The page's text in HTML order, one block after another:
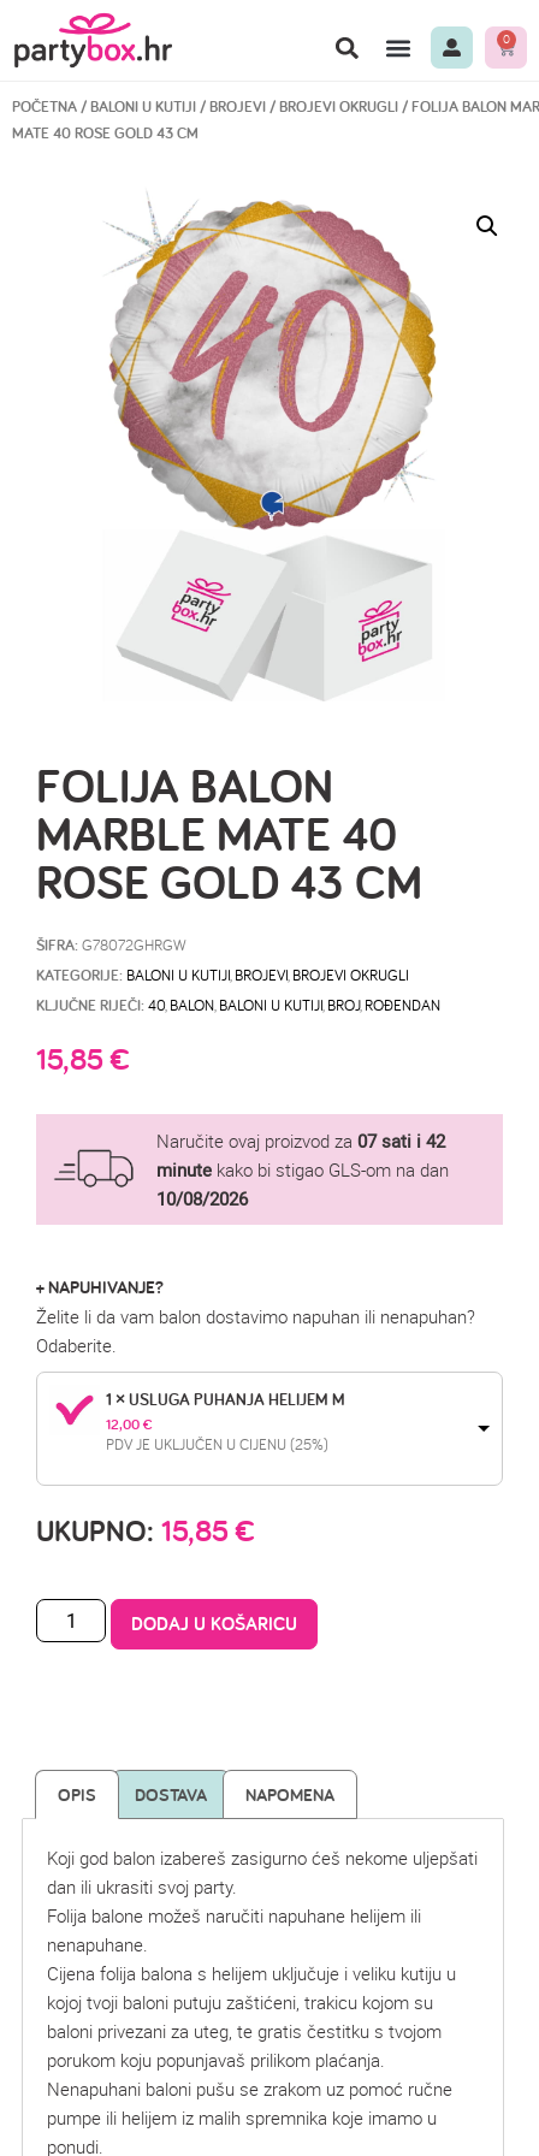
0
POČETNA/BALONI U KUTIJI/BROJEVI/BROJEVI OKRUGLI/ FOLIJA BALON
MATE 40 ROSE GOLD 43 CM
FOLIJA BALON
MARBLE MATE 40
ROSE GOLD 43 CM
ŠIFRA: G78072GHRGW
KATEGORIJE: BALONI U KUTIJI BROJEVI BROJEVI OKRUGLI
KLJUČNE RIJEČI: 40, BALON BALONI U KUTIJI BROJ, ROĐENDAN
15,85€
Naručite ovaj proizvod za 07 sati i 42
minute kako bi stigao GLS-om na dan
10/08/2026
+ NAPUHIVANJE?
Želite li da vam balon dostavimo napuhan ili nenapuhan?
Odaberite.
1 × USLUGA PUHANJA HELIJEM M
12,00 €
PDV JE UKLJUČEN U CIJENU (25%)
UKUPNO: 15,85€
DODAJ U KOŠARICU
OPIS DOSTAVA NAPOMENA
Koji god balon izabereš zasigurno ćeš nekome uljepšati
dan ili ukrasiti svoj party.
Folija balone možeš naručiti napuhane helijem ili
nenapuhane.
Cijena folija balona s helijem uključuje i veliku kutiju u
kojoj tvoji baloni putuju zaštićeni, trakicu kojom su
baloni privezani za uteg, te gratis čestitku s tvojom
porukom koju popunjavaš prilikom plaćanja.
Nenapuhani baloni pušu se zrakom uz pomoć ručne
pumpe ili helijem iz malih spremnika koje imamo u
ponudi.